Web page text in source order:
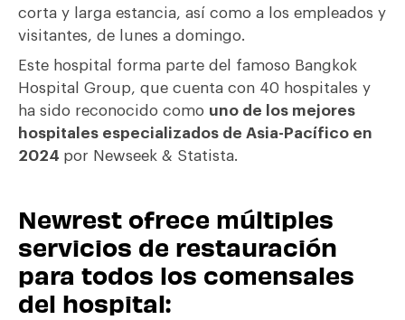
corta y larga estancia, así como a los empleados y
visitantes, de lunes a domingo.
Este hospital forma parte del famoso Bangkok
Hospital Group, que cuenta con 40 hospitales y
ha sido reconocido como uno de los mejores
hospitales especializados de Asia-Pacífico en
2024 por Newseek & Statista.
Newrest ofrece múltiples
servicios de restauración
para todos los comensales
del hospital: